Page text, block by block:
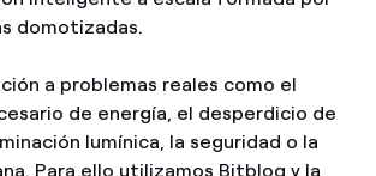
domotizadas.
a problemas reales como el
de energía, el desperdicio de
lumínica, la seguridad o la
Para ello utilizamos Bitbloq y la